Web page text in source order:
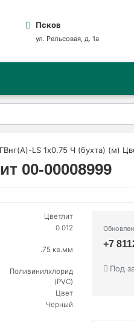
Псков
ул. Рельсовая, д. 1а
LS 1х0.75 Ч (бухта) (м)
00-00008999
Цветлит
0.012
.75 кв.мм
Поливинилхлорид
(PVC)
Цвет
Черный
+7
Под